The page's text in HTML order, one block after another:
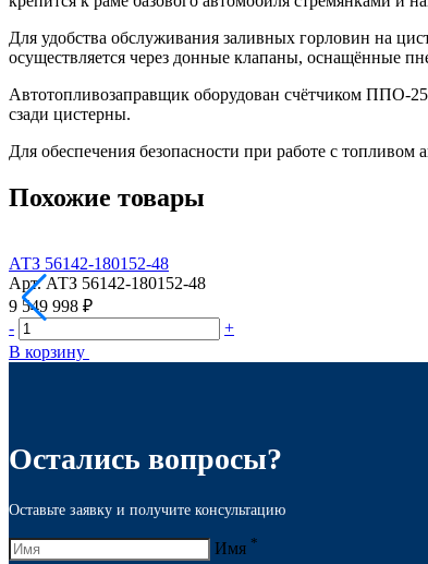
Для удобства обслуживания заливных горловин на
осуществляется через донные клапаны, оснащённые
Автотопливозаправщик оборудован счётчиком ППО-
сзади цистерны.
Для обеспечения безопасности при работе с
Похожие товары
АТЗ 56142-180152-48
Арт. АТЗ 56142-180152-48
9 549 998 ₽
-
+
В корзину
Остались вопросы?
Оставьте заявку и получите консультацию
Имя *